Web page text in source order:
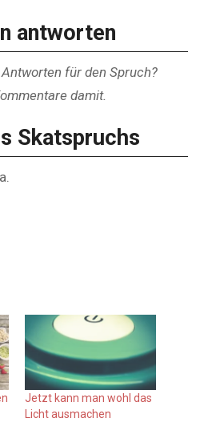
antworten
für den Spruch?
damit.
Skatspruchs
Jetzt kann man wohl das
Licht ausmachen